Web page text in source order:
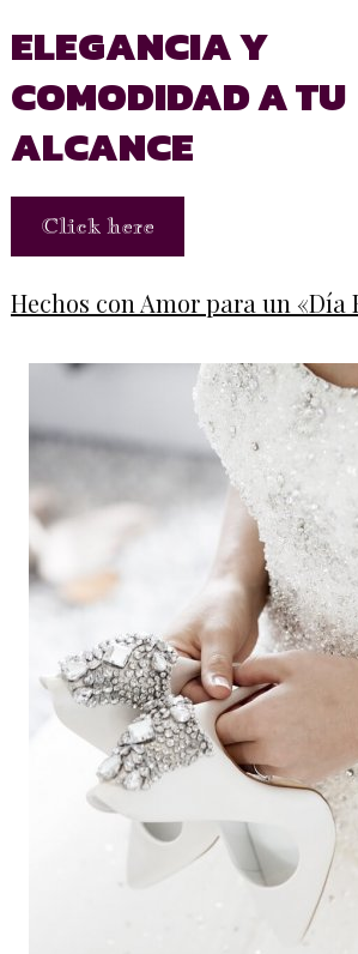
ELEGANCIA Y
COMODIDAD A TU
ALCANCE
Click here
Hechos con Amor para un «Día